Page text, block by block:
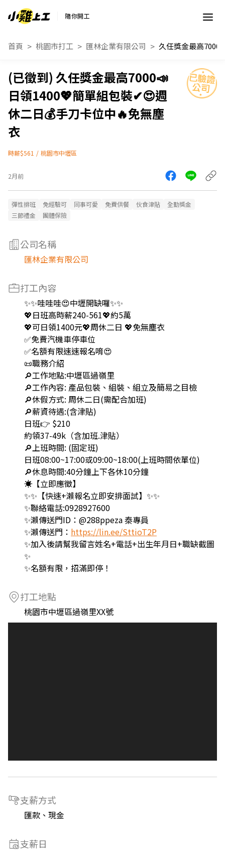
隨你開工
首頁 桃園市打工 匯林企業有限公司
久任獎金最高7000📣
日領1400💖簡單組包裝✔😍週
休二日💰手刀卡位中🔥免無塵
衣
時薪$561 / 桃園市中壢區
2月前
彈性排班 免經驗可 同事可愛 免費供餐 伙食津貼
全勤獎金
三節禮金
團體保險
公司名稱
匯林企業有限公司
打工內容
✨✨哇哇哇😍中壢開缺囉✨✨
💖日班高時薪240-561💖約5萬
💖可日領1400元💖周休二日 💖免無塵衣
✅免費汽機車停車位
✅名額有限速速報名唷😍
📜職務介紹
🔎工作地點:中壢區過嶺里
🔎工作內容: 產品包裝、組裝、組立及簡易之目檢
🔎休假方式: 周休二日(需配合加班)
🔎薪資待遇:(含津貼)
日班👉 $210
約領37-49k（含加班.津貼）
🔎上班時間: (固定班)
日班08:00~17:00或09:00~18:00(上班時間依單位)
🔎休息時間:40分鐘上下各休10分鐘
☀️【立即應徵】
✨✨【快速+瀨報名立即安排面試】✨✨
✨聯絡電話:0928927600
✨瀨傳送門ID：@288ppeza 秦專員
✨瀨傳送門： https://lin.ee/SttioT2P
✨加入後請幫我留言姓名+電話+出生年月日+職缺截圖
✨
✨名額有限，招滿即停！
打工地點
桃園市中壢區過嶺里XX號
支薪方式
匯款、現金
支薪日